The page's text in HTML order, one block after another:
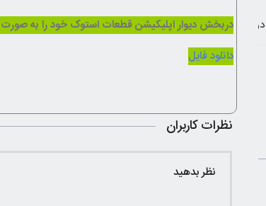
روش خاموش نمودن چراغ سرویس (آچار) در خودروهای پژو 206 و رانا مولتی پلکس
دربخش دیوار اپلیکیشن قطعات استوک خود را به
دانلود فایل
نظرات کاربران
نظر بدهید